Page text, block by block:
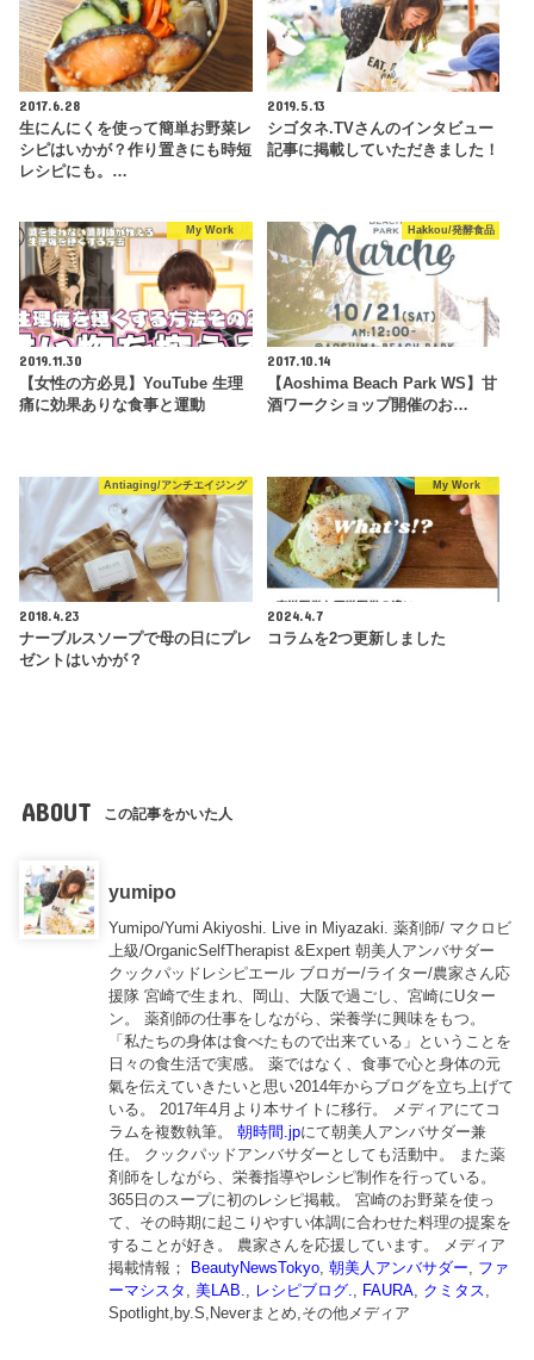
2017.6.28
生にんにくを使って簡単お野菜レ
シピはいかが？作り置きにも時短
レシピにも。…
2019.5.13
シゴタネ.TVさんのインタビュー
記事に掲載していただきました！
My Work
2019.11.30
【女性の方必見】YouTube 生理
痛に効果ありな食事と運動
Hakkou/発酵食品
2017.10.14
【Aoshima Beach Park WS】甘
酒ワークショップ開催のお…
Antiaging/アンチエイジング
2018.4.23
ナーブルスソープで母の日にプレ
ゼントはいかが？
My Work
2024.4.7
コラムを2つ更新しました
ABOUT この記事をかいた人
yumipo
Yumipo/Yumi Akiyoshi. Live in Miyazaki. 薬剤師/ マクロビ
上級/OrganicSelfTherapist &Expert 朝美人アンバサダー
クックパッドレシピエール ブロガー/ライター/農家さん応
援隊 宮崎で生まれ、岡山、大阪で過ごし、宮崎にUター
ン。 薬剤師の仕事をしながら、栄養学に興味をもつ。
「私たちの身体は食べたもので出来ている」ということを
日々の食生活で実感。 薬ではなく、食事で心と身体の元
氣を伝えていきたいと思い2014年からブログを立ち上げて
いる。 2017年4月より本サイトに移行。 メディアにてコ
ラムを複数執筆。朝時間.jpにて朝美人アンバサダー兼
任。 クックパッドアンバサダーとしても活動中。 また薬
剤師をしながら、栄養指導やレシピ制作を行っている。
365日のスープに初のレシピ掲載。 宮崎のお野菜を使っ
て、その時期に起こりやすい体調に合わせた料理の提案を
することが好き。 農家さんを応援しています。 メディア
掲載情報； BeautyNewsTokyo ,朝美人アンバサダー
ファ
ーマシスタ
,美LAB. レシピブログ. FAURA クミタス
Spotlight,by.S,Neverまとめ,その他メディア